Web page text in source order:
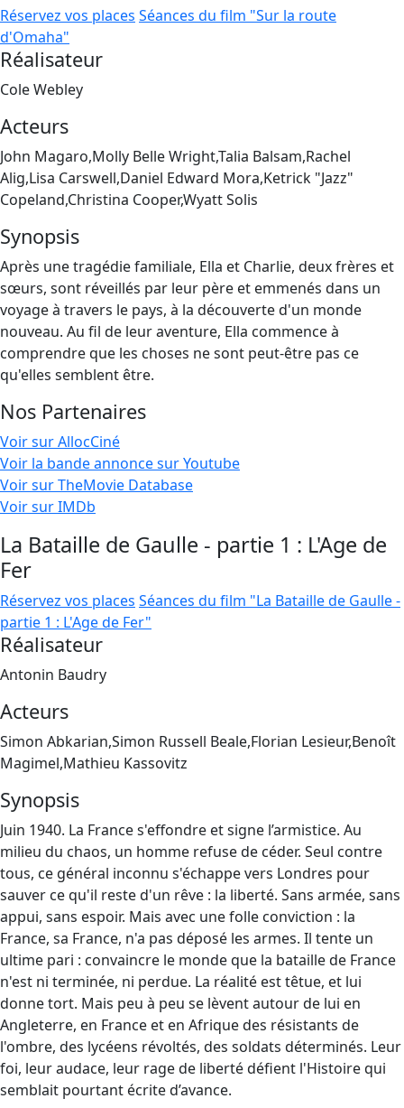
Réservez vos places Séances du film "Sur la route
d'Omaha"
Réalisateur
Cole Webley
Acteurs
John Magaro,Molly Belle Wright,Talia Balsam,Rachel
Alig,Lisa Carswell,Daniel Edward Mora,Ketrick "Jazz"
Copeland,Christina Cooper,Wyatt Solis
Synopsis
Après une tragédie familiale, Ella et Charlie, deux frères et
sœurs, sont réveillés par leur père et emmenés dans un
voyage à travers le pays, à la découverte d'un monde
nouveau. Au fil de leur aventure, Ella commence à
comprendre que les choses ne sont peut-être pas ce
qu'elles semblent être.
Nos Partenaires
Voir sur AllocCiné
Voir la bande annonce sur Youtube
Voir sur TheMovie Database
Voir sur IMDb
La Bataille de Gaulle - partie 1 : L'Age de
Fer
Réservez vos places Séances du film "La Bataille de Gaulle -
partie 1 : L'Age de Fer"
Réalisateur
Antonin Baudry
Acteurs
Simon Abkarian,Simon Russell Beale,Florian Lesieur,Benoît
Magimel,Mathieu Kassovitz
Synopsis
Juin 1940. La France s'effondre et signe l’armistice. Au
milieu du chaos, un homme refuse de céder. Seul contre
tous, ce général inconnu s'échappe vers Londres pour
sauver ce qu'il reste d'un rêve : la liberté. Sans armée, sans
appui, sans espoir. Mais avec une folle conviction : la
France, sa France, n'a pas déposé les armes. Il tente un
ultime pari : convaincre le monde que la bataille de France
n'est ni terminée, ni perdue. La réalité est têtue, et lui
donne tort. Mais peu à peu se lèvent autour de lui en
Angleterre, en France et en Afrique des résistants de
l'ombre, des lycéens révoltés, des soldats déterminés. Leur
foi, leur audace, leur rage de liberté défient l'Histoire qui
semblait pourtant écrite d’avance.